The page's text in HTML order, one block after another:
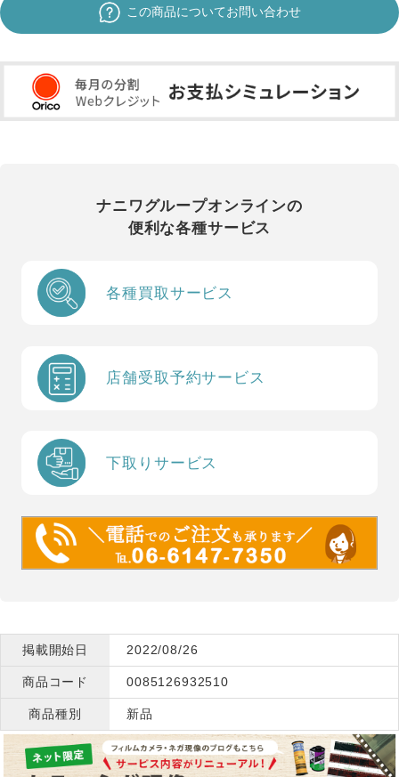
この商品についてお問い合わせ
ナニワグループオンラインの
便利な各種サービス
各種買取サービス
店舗受取予約サービス
下取りサービス
掲載開始日 2022/08/26
商品コード 0085126932510
商品種別 新品